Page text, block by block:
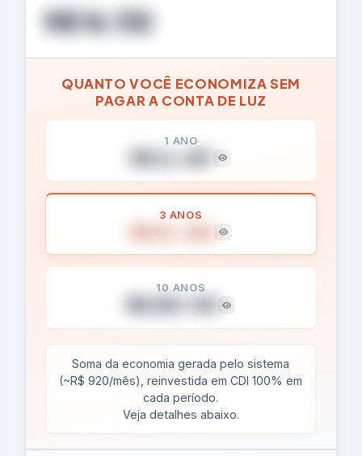
R$ 16.132
QUANTO VOCÊ ECONOMIZA SEM
PAGAR A CONTA DE LUZ
1 ANO
R$ 11.657
3 ANOS
R$ 41.346
10 ANOS
Soma da economia gerada pelo sistema
(~R$ 920/mês), reinvestida em CDI 100% em
cada período.
Veja detalhes abaixo.